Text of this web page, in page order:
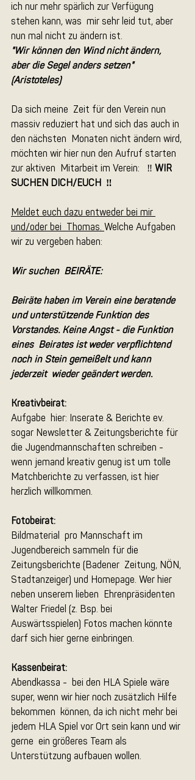
ich nur mehr spärlich zur Verfügung
stehen kann, was  mir sehr leid tut, aber
nun mal nicht zu ändern ist.
"Wir können den Wind nicht ändern,
aber die Segel anders setzen"
(Aristoteles)
Da sich meine  Zeit für den Verein nun
massiv reduziert hat und sich das auch in
den nächsten  Monaten nicht ändern wird,
möchten wir hier nun den Aufruf starten
zur aktiven  Mitarbeit im Verein:   ‼️ WIR
SUCHEN DICH/EUCH  ‼️
Meldet euch dazu entweder bei mir
und/oder bei  Thomas. Welche Aufgaben
wir zu vergeben haben:
Wir suchen  BEIRÄTE:
Beiräte haben im Verein eine beratende
und unterstützende Funktion des
Vorstandes. Keine Angst - die Funktion
eines  Beirates ist weder verpflichtend
noch in Stein gemeißelt und kann
jederzeit  wieder geändert werden.
Kreativbeirat:
Aufgabe  hier: Inserate & Berichte ev.
sogar Newsletter & Zeitungsberichte für
die Jugendmannschaften schreiben -
wenn jemand kreativ genug ist um tolle
Matchberichte zu verfassen, ist hier
herzlich willkommen.
Fotobeirat:
Bildmaterial  pro Mannschaft im
Jugendbereich sammeln für die
Zeitungsberichte (Badener  Zeitung, NÖN,
Stadtanzeiger) und Homepage. Wer hier
neben unserem lieben  Ehrenpräsidenten
Walter Friedel (z. Bsp. bei
Auswärtsspielen) Fotos machen könnte
darf sich hier gerne einbringen.
Kassenbeirat:
Abendkassa -  bei den HLA Spiele wäre
super, wenn wir hier noch zusätzlich Hilfe
bekommen  können, da ich nicht mehr bei
jedem HLA Spiel vor Ort sein kann und wir
gerne  ein größeres Team als
Unterstützung aufbauen wollen.